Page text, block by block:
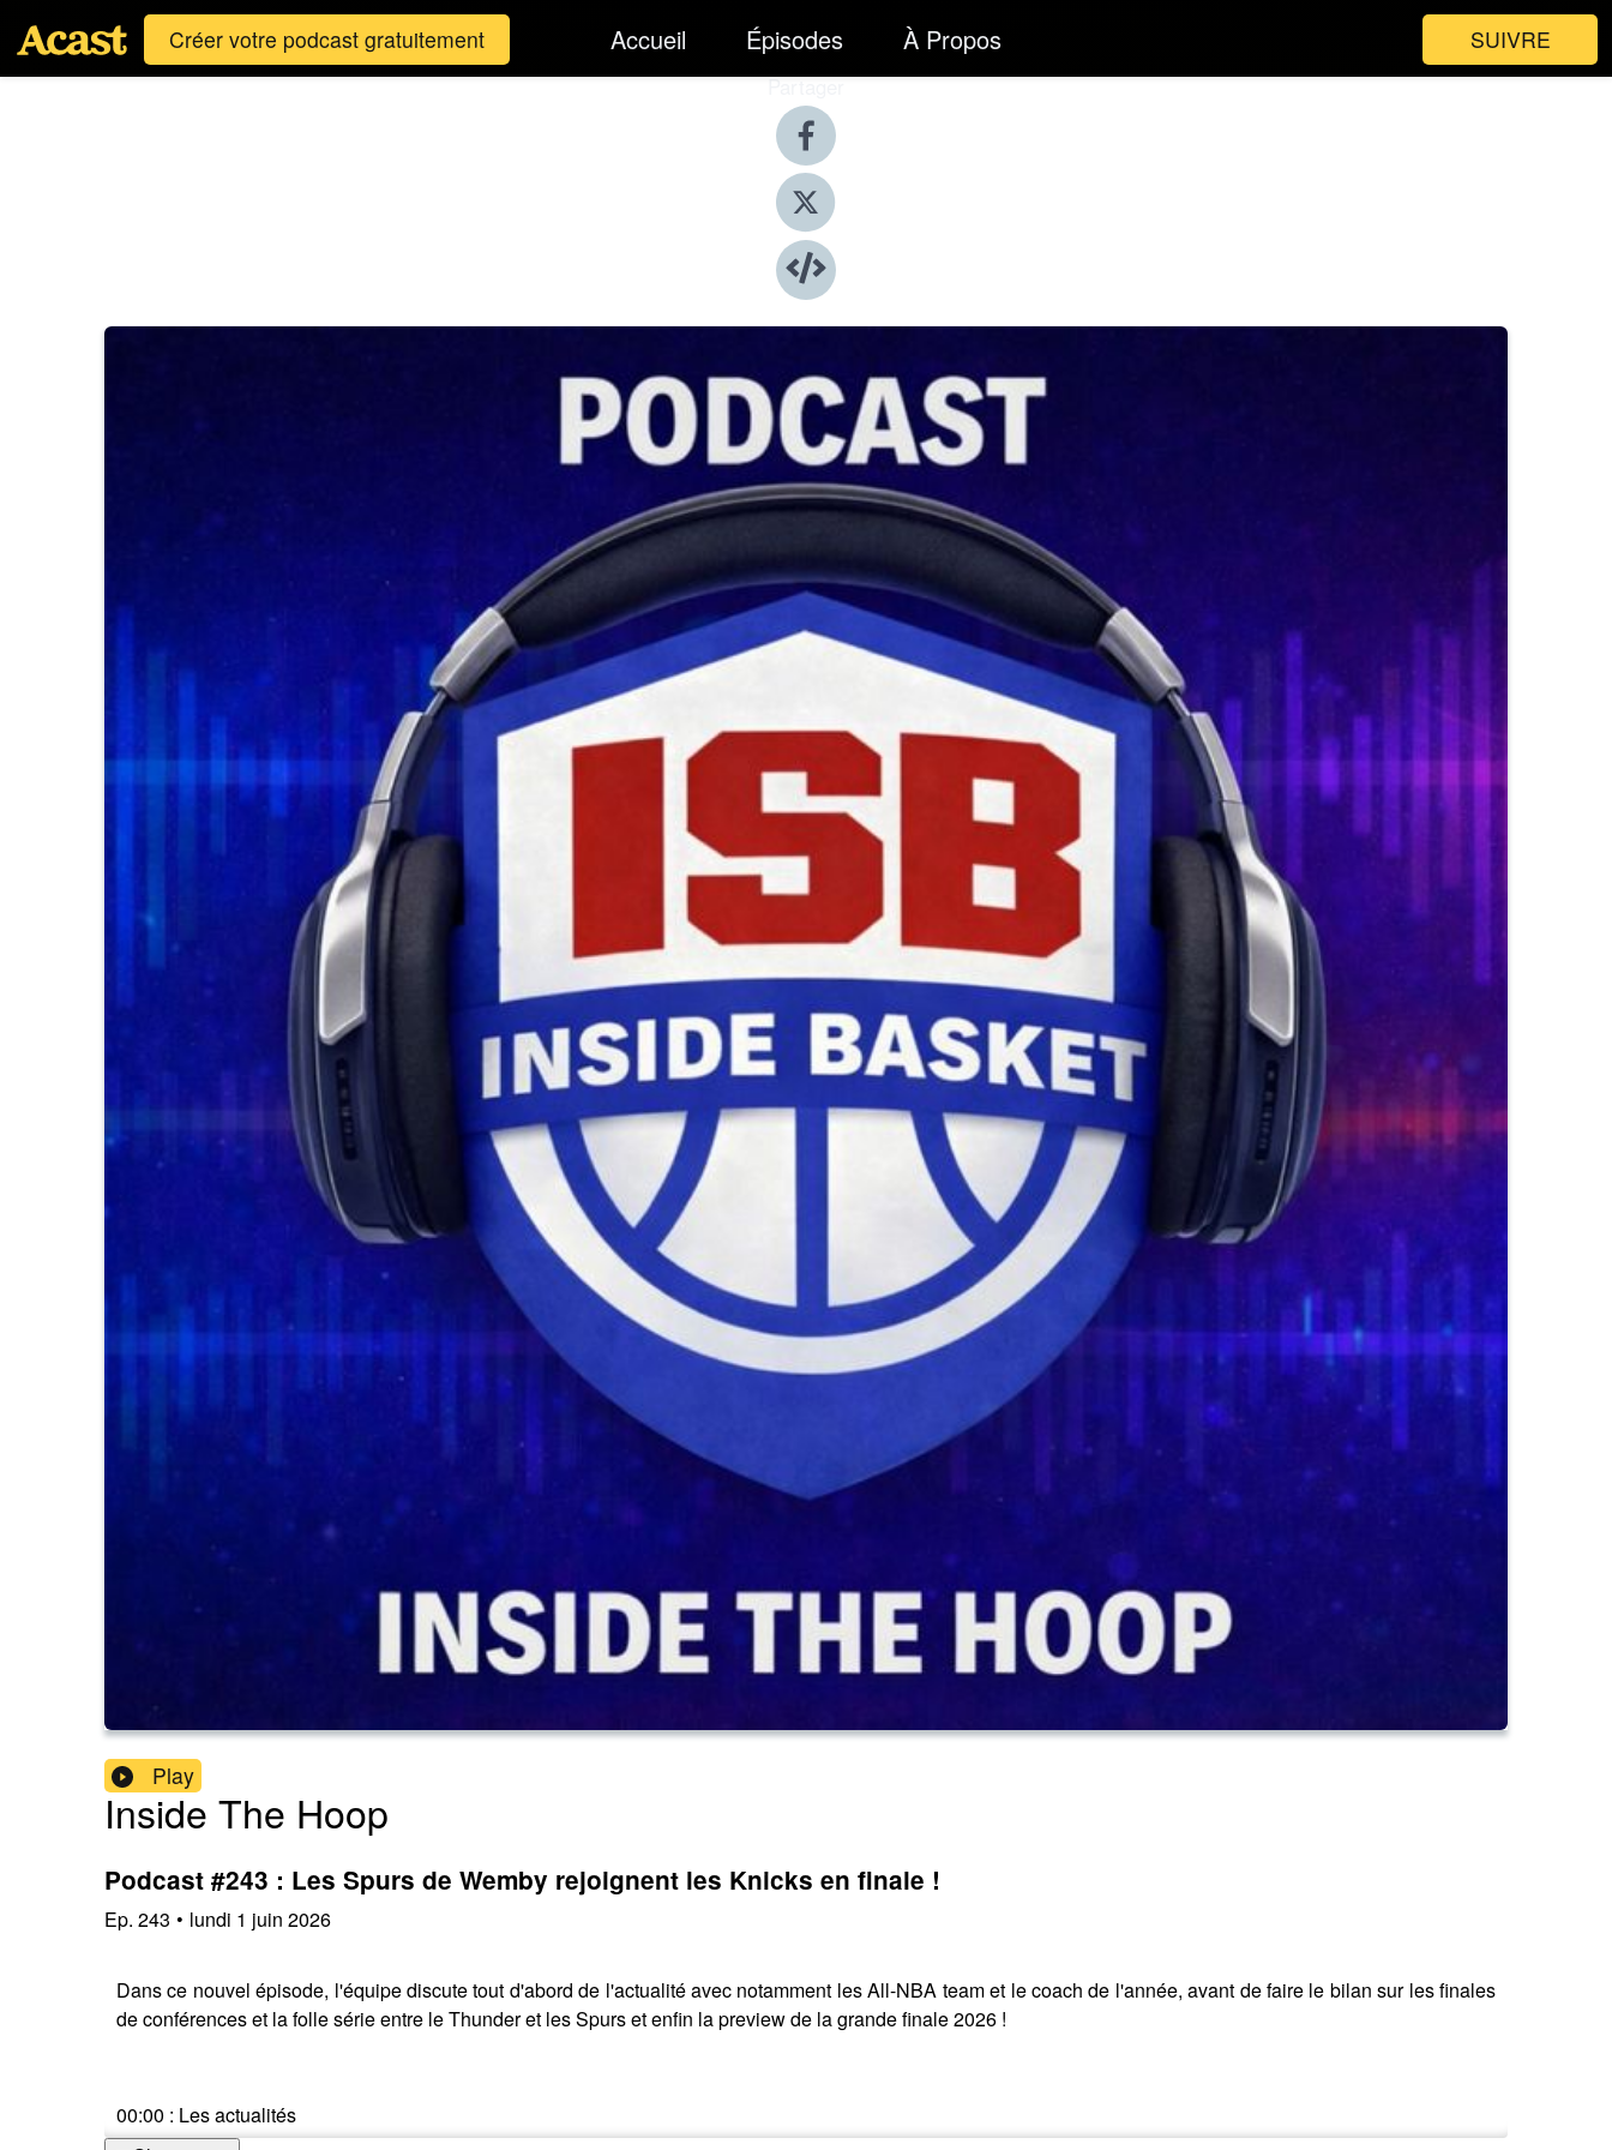
Créer votre podcast gratuitement Accueil Épisodes À Propos SUIVRE
Partager
Play
Inside The Hoop
Podcast #243 : Les Spurs de Wemby rejoignent les Knicks en finale !
Ep. 243 • lundi 1 juin 2026
Dans ce nouvel épisode, l'équipe discute tout d'abord de l'actualité avec notamment les All-NBA team et le coach de l'année, avant de faire le bilan sur les finales
de conférences et la folle série entre le Thunder et les Spurs et enfin la preview de la grande finale 2026 !
00:00 : Les actualités